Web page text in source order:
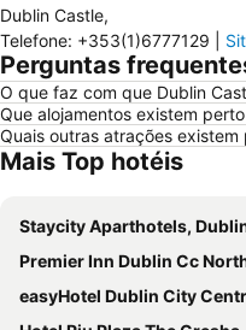
Dublin Castle,
Telefone: +353(1)6777129
Perguntas
O que faz com que Dublin
Que alojamentos existem
Quais outras atrações
Mais Top hotéis
Staycity Aparthotels, Dublin, City
Premier Inn Dublin Cc North
easyHotel Dublin City